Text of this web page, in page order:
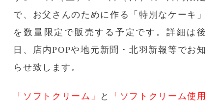
で、お父さんのために作る「特別なケーキ」
を数量限定で販売する予定です。詳細は後
日、店内POPや地元新聞・北羽新報等でお知
らせ致します。
「ソフトクリーム」 と
「ソフトクリーム使用